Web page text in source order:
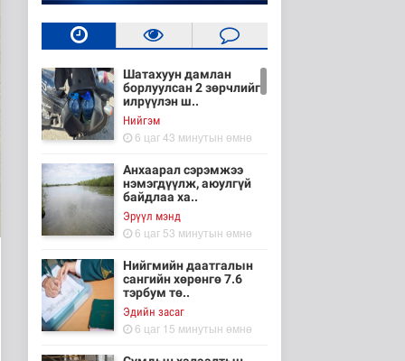
Шатахуун дамлан
борлуулсан 2 зөрчлийг
илрүүлэн ш..
Нийгэм
6 цаг 43 минутын өмнө
Анхаарал сэрэмжээ
нэмэгдүүлж, аюулгүй
байдлаа ха..
Эрүүл мэнд
6 цаг 53 минутын өмнө
Нийгмийн даатгалын
сангийн хөрөнгө 7.6
тэрбум тө..
Эдийн засаг
6 цаг 15 минутын өмнө